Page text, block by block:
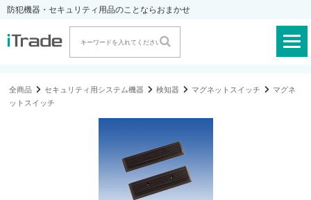
防犯機器・セキュリティ用品のことならおまかせ
全商品 セキュリティ用システム機器 検知器 マグネットスイッチ
マグネ
ットスイッチ